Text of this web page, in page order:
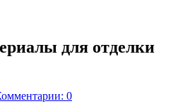
для отделки
0